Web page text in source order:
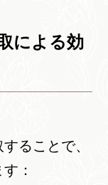
による効
ることで、
：